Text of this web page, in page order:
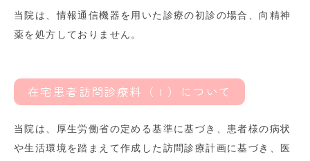
当院は、情報通信機器を用いた診療の初診の場合、向精神
薬を処方しておりません。
在宅患者訪問診療料（Ⅰ）について
当院は、厚生労働省の定める基準に基づき、患者様の病状
や生活環境を踏まえて作成した訪問診療計画に基づき、医